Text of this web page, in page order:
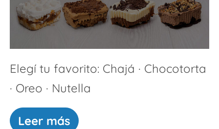
Elegí tu favorito: Chajá · Chocotorta
· Oreo · Nutella
Leer más